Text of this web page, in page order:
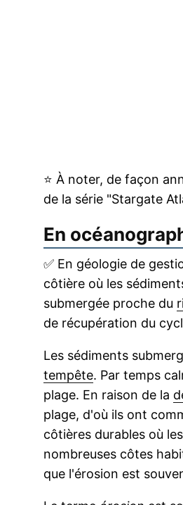
⭐ À noter, de façon
de la série "Stargate
En
✅ En géologie de
côtière où les
submergée proche du
de récupération du
Les sédiments
tempête. Par temps
plage. En raison de la
plage, d'où ils ont
côtières durables où
nombreuses côtes
que l'érosion est